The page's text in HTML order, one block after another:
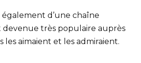
également d’une chaîne
devenue très populaire auprès
les aimaient et les admiraient.